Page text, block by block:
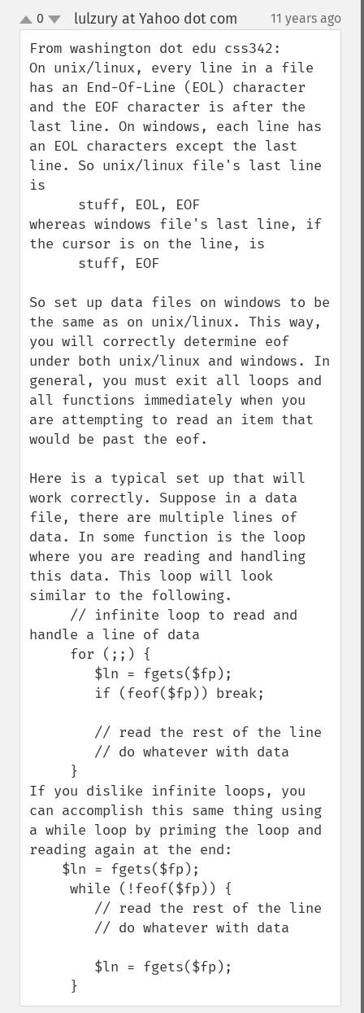
up
down
0 lulzury at Yahoo dot com 11 years ago
From washington dot edu css342:
On unix/linux, every line in a file
has an End-Of-Line (EOL) character
and the EOF character is after the
last line. On windows, each line has
an EOL characters except the last
line. So unix/linux file's last line
is
whereas windows file's last line, if
the cursor is on the line, is
So set up data files on windows to be
the same as on unix/linux. This way,
you will correctly determine eof
under both unix/linux and windows. In
general, you must exit all loops and
all functions immediately when you
are attempting to read an item that
would be past the eof.
Here is a typical set up that will
work correctly. Suppose in a data
file, there are multiple lines of
data. In some function is the loop
where you are reading and handling
this data. This loop will look
similar to the following.
handle a line of data
If you dislike infinite loops, you
can accomplish this same thing using
a while loop by priming the loop and
reading again at the end:
     }